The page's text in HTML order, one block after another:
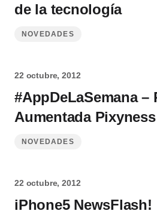
de la tecnología
NOVEDADES
22 octubre, 2012
#AppDeLaSemana –
Aumentada Pixyness
NOVEDADES
22 octubre, 2012
iPhone5 NewsFlash!